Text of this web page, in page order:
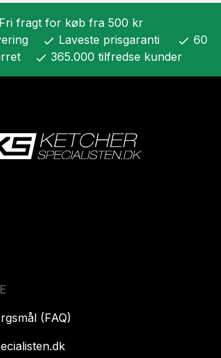
Fri fragt for køb fra 500 kr
check Laveste prisgaranti check 60
check 365.000 tilfredse kunder
(FAQ)